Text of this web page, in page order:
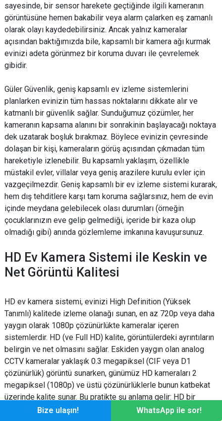
sayesinde, bir sensor harekete geçtiğinde ilgili kameranın
görüntüsüne hemen bakabilir veya alarm çalarken eş zamanlı
olarak olayı kaydedebilirsiniz. Ancak yalnız kameralar
açısından baktığımızda bile, kapsamlı bir kamera ağı kurmak
evinizi adeta görünmez bir koruma duvarı ile çevrelemek
gibidir.
Güler Güvenlik, geniş kapsamlı ev izleme sistemlerini
planlarken evinizin tüm hassas noktalarını dikkate alır ve
katmanlı bir güvenlik sağlar. Sunduğumuz çözümler, her
kameranın kapsama alanını bir sonrakinin başlayacağı noktaya
dek uzatarak boşluk bırakmaz. Böylece evinizin çevresinde
dolaşan bir kişi, kameraların görüş açısından çıkmadan tüm
hareketiyle izlenebilir. Bu kapsamlı yaklaşım, özellikle
müstakil evler, villalar veya geniş arazilere kurulu evler için
vazgeçilmezdir. Geniş kapsamlı bir ev izleme sistemi kurarak,
hem dış tehditlere karşı tam koruma sağlarsınız, hem de evin
içinde meydana gelebilecek olası durumları (örneğin
çocuklarınızın eve gelip gelmediği, içeride bir kaza olup
olmadığı gibi) anında gözlemleme imkanına kavuşursunuz.
HD Ev Kamera Sistemi ile Keskin ve
Net Görüntü Kalitesi
HD ev kamera sistemi, evinizi High Definition (Yüksek
Tanımlı) kalitede izleme olanağı sunan, en az 720p veya daha
yaygın olarak 1080p çözünürlükte kameralar içeren
sistemlerdir. HD (ve Full HD) kalite, görüntülerdeki ayrıntıların
belirgin ve net olmasını sağlar. Eskiden yaygın olan analog
CCTV kameralar yaklaşık 0.3 megapiksel (CIF veya D1
çözünürlük) görüntü sunarken, günümüz HD kameraları 2
megapiksel (1080p) ve üstü çözünürlüklerle bunun katbekat
üzerinde kalite sunar. Bu pratikte şu anlama gelir: HD bir
kamera ile yüz ifadeleri, uzaktaki nesneler, araç plakaları gibi
Bize ulaşın! WhatsApp ile sor!